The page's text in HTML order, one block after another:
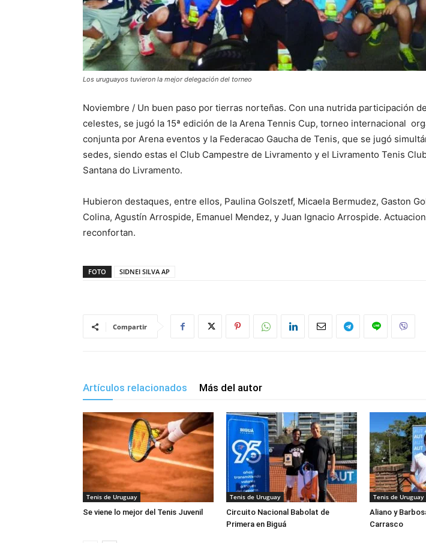
Los uruguayos tuvieron la mejor delegación del torneo
Noviembre / Un buen paso por tierras norteñas. Con una nutrida participación
celestes, se jugó la 15ª edición de la Arena Tennis Cup, torneo internacional
conjunta por Arena eventos y la Federacao Gaucha de Tenis, que se jugó
sedes, siendo estas el Club Campestre de Livramento y el Livramento Tenis
Santana do Livramento.
Hubieron destaques, entre ellos, Paulina Golszetf, Micaela Bermudez, Gaston
Colina, Agustín Arrospide, Emanuel Mendez, y Juan Ignacio Arrospide.
reconfortan.
FOTO SIDNEI SILVA AP
Compartir
Artículos relacionados Más del autor
Tenis de Uruguay
Se viene lo mejor del Tenis Juvenil
Tenis de Uruguay
Circuito Nacional Babolat de
Primera en Biguá
Tenis de Uruguay
Aliano y
Carrasco